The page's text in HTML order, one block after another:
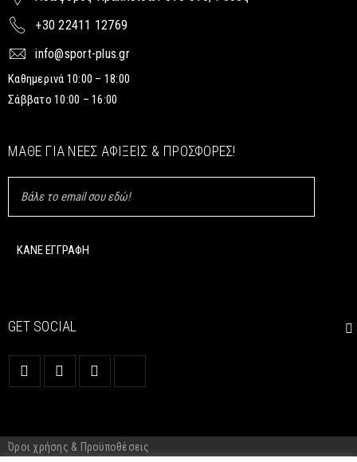
+30 22411 12769
info@sport-plus.gr
Καθημερινά 10:00 – 18:00
Σάββατο 10:00 – 16:00
ΜΆΘΕ ΓΙΑ ΝΈΕΣ ΑΦΊΞΕΙΣ & ΠΡΟΣΦΟΡΈΣ!
GET SOCIAL
Όροι χρήσης & Προϋποθέσεις